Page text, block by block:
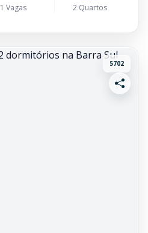
1 Vagas 2 Quartos
5702